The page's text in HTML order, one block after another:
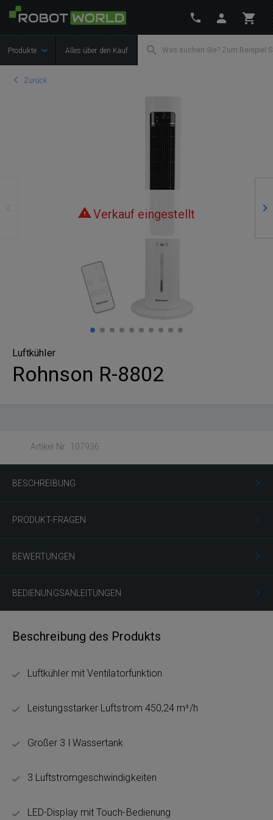
Produkte Alles über den Kauf
Zurück
Verkauf eingestellt
Luftkühler
Rohnson R-8802
Artikel Nr.: 107936
BESCHREIBUNG
PRODUKT-FRAGEN
BEWERTUNGEN
BEDIENUNGSANLEITUNGEN
Beschreibung des Produkts
Luftkühler mit Ventilatorfunktion
Leistungsstarker Luftstrom 450,24 m³/h
Großer 3 l Wassertank
3 Luftstromgeschwindigkeiten
LED-Display mit Touch-Bedienung